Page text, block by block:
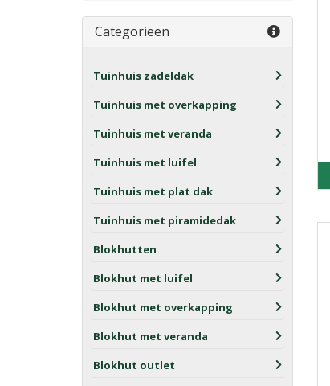
Categorieën
Tuinhuis zadeldak
Tuinhuis met overkapping
Tuinhuis met veranda
Tuinhuis met luifel
Tuinhuis met plat dak
Tuinhuis met piramidedak
Blokhutten
Blokhut met luifel
Blokhut met overkapping
Blokhut met veranda
Blokhut outlet